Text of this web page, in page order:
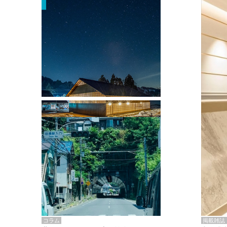
掲載雑誌
掲載雑誌・書籍
『街歩き研修「アールデコとモダニズ
ム、和風バロック」』のレポート記事が
掲載
コラム